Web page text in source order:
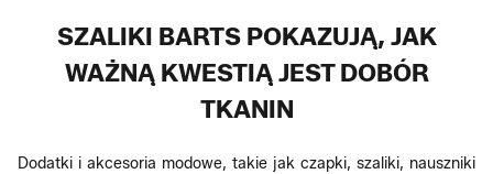
SZALIKI BARTS POKAZUJĄ, JAK
WAŻNĄ KWESTIĄ JEST DOBÓR
TKANIN
Dodatki i akcesoria modowe, takie jak czapki, szaliki, nauszniki